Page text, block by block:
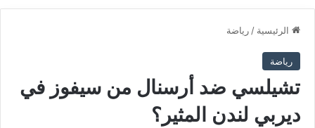
الرئيسية / رياضة
رياضة
تشيلسي ضد أرسنال من سيفوز في
ديربي لندن المثير؟